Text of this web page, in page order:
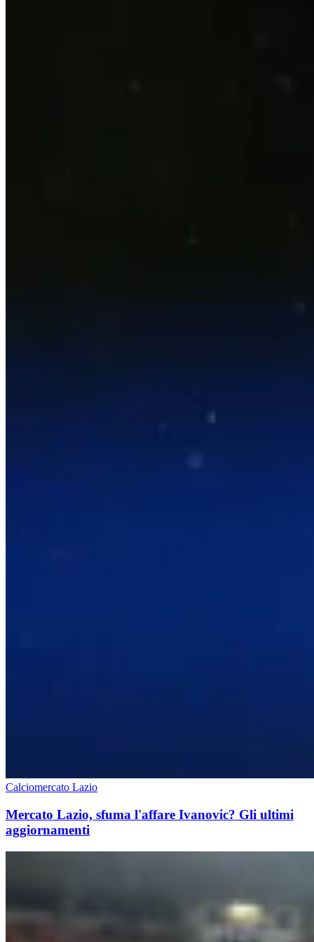
Calciomercato Lazio
Mercato Lazio, sfuma l'affare Ivanovic? Gli ultimi
aggiornamenti